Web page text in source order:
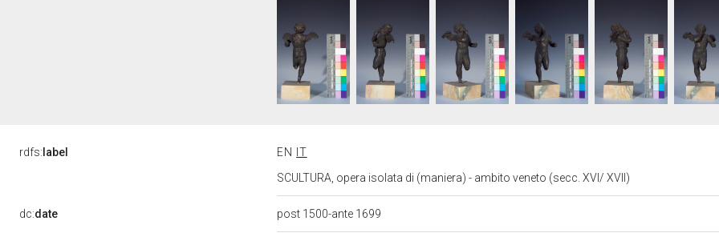
rdfs: label EN
IT
SCULTURA, opera isolata di (maniera) - ambito veneto (secc. XVI/ XVII)
dc:date post 1500-ante 1699